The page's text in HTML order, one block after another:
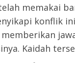
memakai
konflik
Kaidah